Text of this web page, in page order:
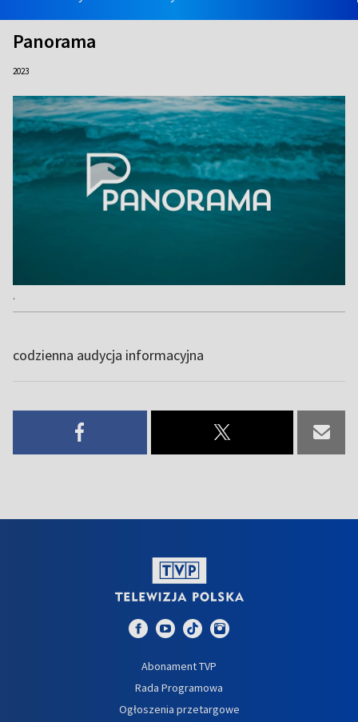
Panorama
2023
.
codzienna audycja informacyjna
Abonament TVP
Rada Programowa
Ogłoszenia przetargowe